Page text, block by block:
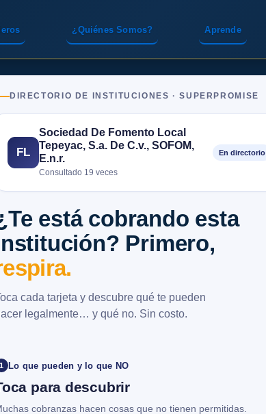
¿Quiénes Somos? Aprende
DIRECTORIO DE INSTITUCIONES · SUPERPROMISE
FL
Sociedad De Fomento Local
Tepeyac, S.a. De C.v., SOFOM,
E.n.r.
Consultado 19 veces
En directorio
está cobrando esta
Primero,
cada tarjeta y descubre qué te pueden
legalmente… y qué no. Sin costo.
1 Lo que pueden y lo que NO
para descubrir
cobranzas hacen cosas que no tienen permitidas.